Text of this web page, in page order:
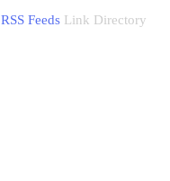
RSS Feeds Link Directory